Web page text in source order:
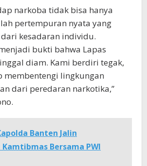
narkoba tidak bisa hanya
pertempuran nyata yang
kesadaran individu.
bukti bahwa Lapas
diam. Kami berdiri tegak,
membentengi lingkungan
dari peredaran narkotika,”
Banten Jalin
Bersama PWI